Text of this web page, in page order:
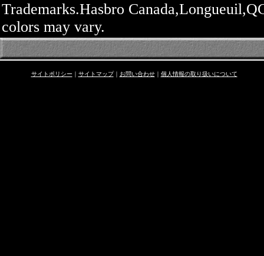
Trademarks.Hasbro
colors may vary.
サイトポリシー ｜ サイトマップ｜ お問い合わせ｜ 個人情報の取り扱いについて